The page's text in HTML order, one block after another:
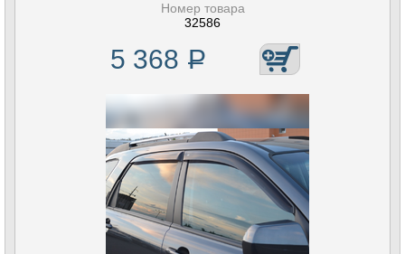
Номер товара
32586
5 368 Р